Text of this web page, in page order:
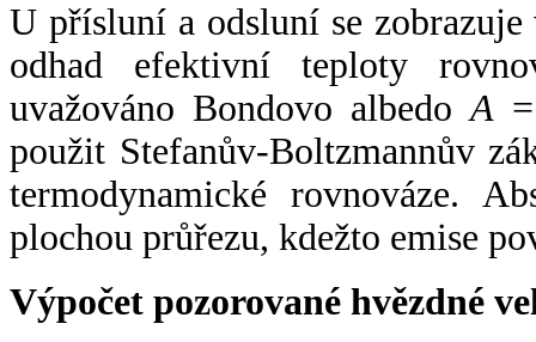
U přísluní a odsluní se
odhad efektivní teploty
uvažováno Bondovo albedoA
použit Stefanův-Boltzmannův
termodynamické rovnováze.
plochou průřezu, kdežto emise
Výpočet pozorované hvězdné